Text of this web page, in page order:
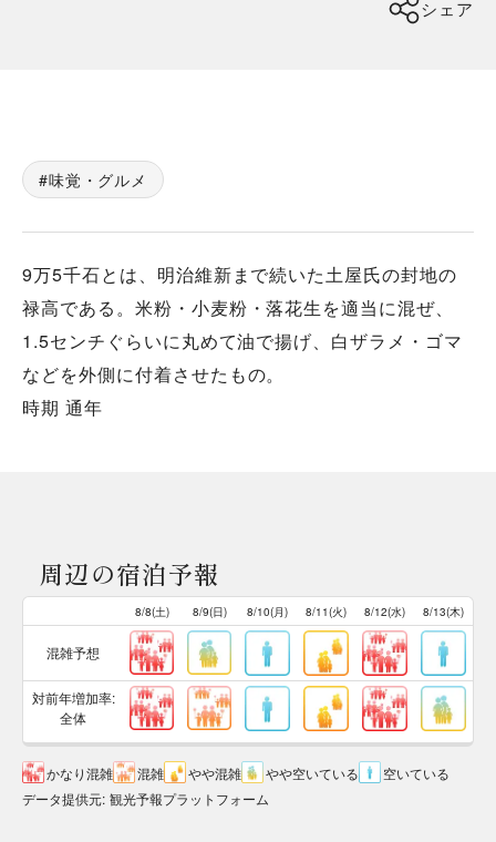
シェア
味覚・グルメ
9万5千石とは、明治維新まで続いた土屋氏の封地の
禄高である。米粉・小麦粉・落花生を適当に混ぜ、
1.5センチぐらいに丸めて油で揚げ、白ザラメ・ゴマ
などを外側に付着させたもの。
時期 通年
周辺の宿泊予報
8/8(土) 8/9(日) 8/10(月) 8/11(火) 8/12(水) 8/13(木)
混雑予想
対前年増加率:
全体
かなり混雑 混雑 やや混雑 やや空いている
空いている
データ提供元: 観光予報プラットフォーム